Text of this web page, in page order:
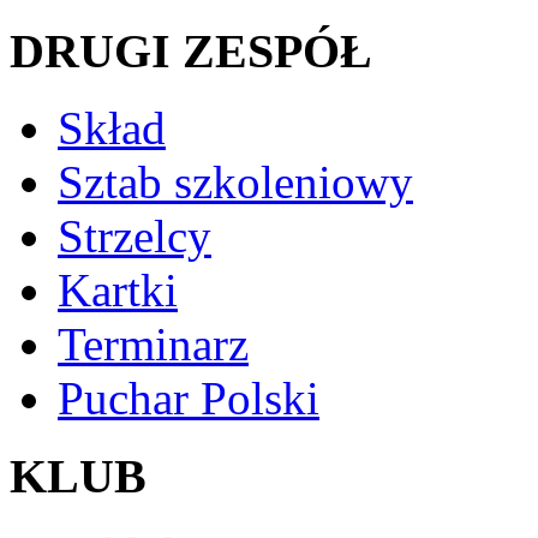
DRUGI ZESPÓŁ
Skład
Sztab szkoleniowy
Strzelcy
Kartki
Terminarz
Puchar Polski
KLUB